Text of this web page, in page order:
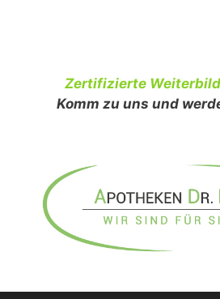
Zertifizierte
Komm zu uns und